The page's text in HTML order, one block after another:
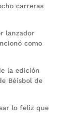
carreras
lanzador
como
la edición
Béisbol de
lo feliz que